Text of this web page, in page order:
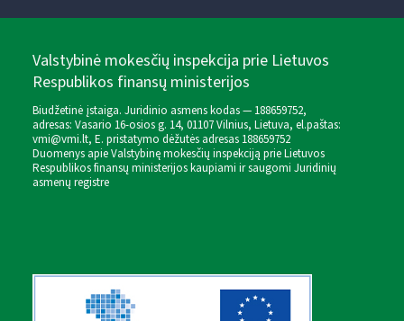
Valstybinė mokesčių inspekcija prie Lietuvos
Respublikos finansų ministerijos
Biudžetinė įstaiga. Juridinio asmens kodas — 188659752,
adresas: Vasario 16-osios g. 14, 01107 Vilnius, Lietuva, el.paštas:
vmi@vmi.lt, E. pristatymo dėžutės adresas 188659752
Duomenys apie Valstybinę mokesčių inspekciją prie Lietuvos
Respublikos finansų ministerijos kaupiami ir saugomi Juridinių
asmenų registre